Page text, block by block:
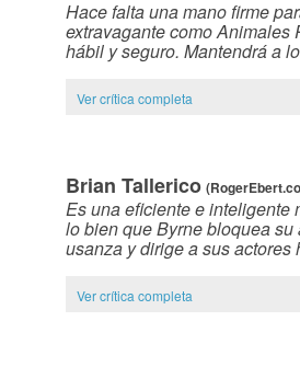
Hace falta una mano firme
extravagante como
hábil y seguro. Mantendrá a
Ver crítica completa
Brian Tallerico
Es una eficiente e inteligente
lo bien que Byrne bloquea
usanza y dirige a sus
Ver crítica completa